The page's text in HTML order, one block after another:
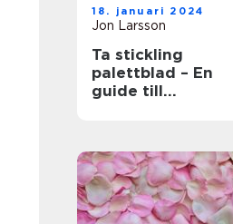
18. januari 2024
Jon Larsson
Ta stickling
palettblad – En
guide till